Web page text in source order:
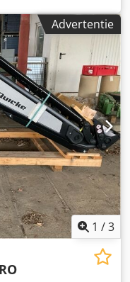
Advertentie
1 /3